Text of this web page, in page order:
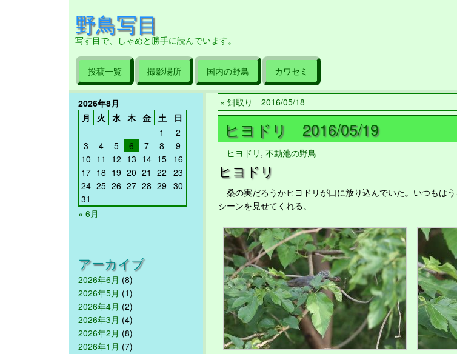
野鳥写目
写す目で、しゃめと勝手に読んでいます。
投稿一覧 撮影場所 国内の野鳥 カワセミ
2026年8月
月
火 水 木 金 土
日
1
2
3
4 5 6 7 8
9
10 11 12 13 14 15 16
17 18 19 20 21 22 23
24 25 26 27 28 29 30
31
« 6月
アーカイブ
2026年6月 (8)
2026年5月 (1)
2026年4月 (2)
2026年3月 (4)
2026年2月 (8)
2026年1月 (7)
« 餌取り 2016/05/18
ヒヨドリ 2016/05/19
ヒヨドリ , 不動池の野鳥
ヒヨドリ
桑の実だろうかヒヨドリが口に放り込んでいた。いつもは
シーンを見せてくれる。